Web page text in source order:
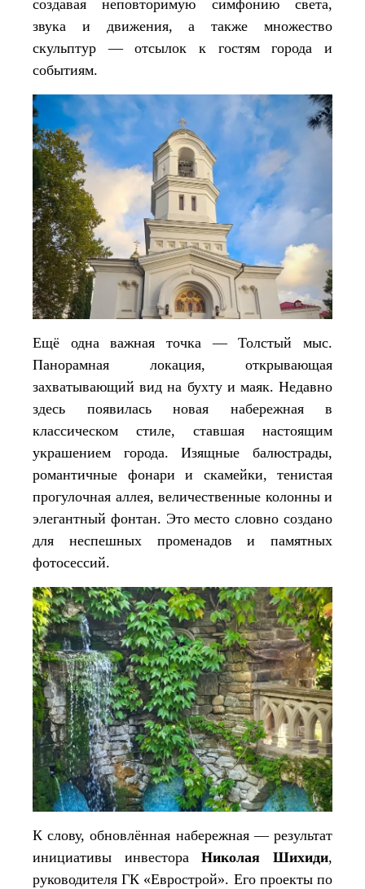
создавая неповторимую симфонию света,
звука и движения, а также множество
скульптур — отсылок к гостям города и
событиям.
Ещё одна важная точка — Толстый мыс.
Панорамная локация, открывающая
захватывающий вид на бухту и маяк. Недавно
здесь появилась новая набережная в
классическом стиле, ставшая настоящим
украшением города. Изящные балюстрады,
романтичные фонари и скамейки, тенистая
прогулочная аллея, величественные колонны и
элегантный фонтан. Это место словно создано
для неспешных променадов и памятных
фотосессий.
К слову, обновлённая набережная — результат
инициативы инвестораНиколая Шихиди,
руководителя ГК «Еврострой». Его проекты по